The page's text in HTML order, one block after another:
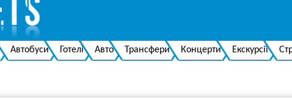
Автобуси Готелі Авто Трансфери Концерти Екскурсії